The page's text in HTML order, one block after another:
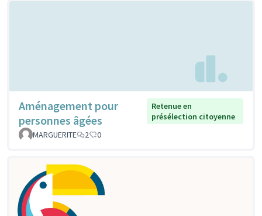
Aménagement pour
personnes âgées
Retenue en
présélection citoyenne
MARGUERITE
2 0